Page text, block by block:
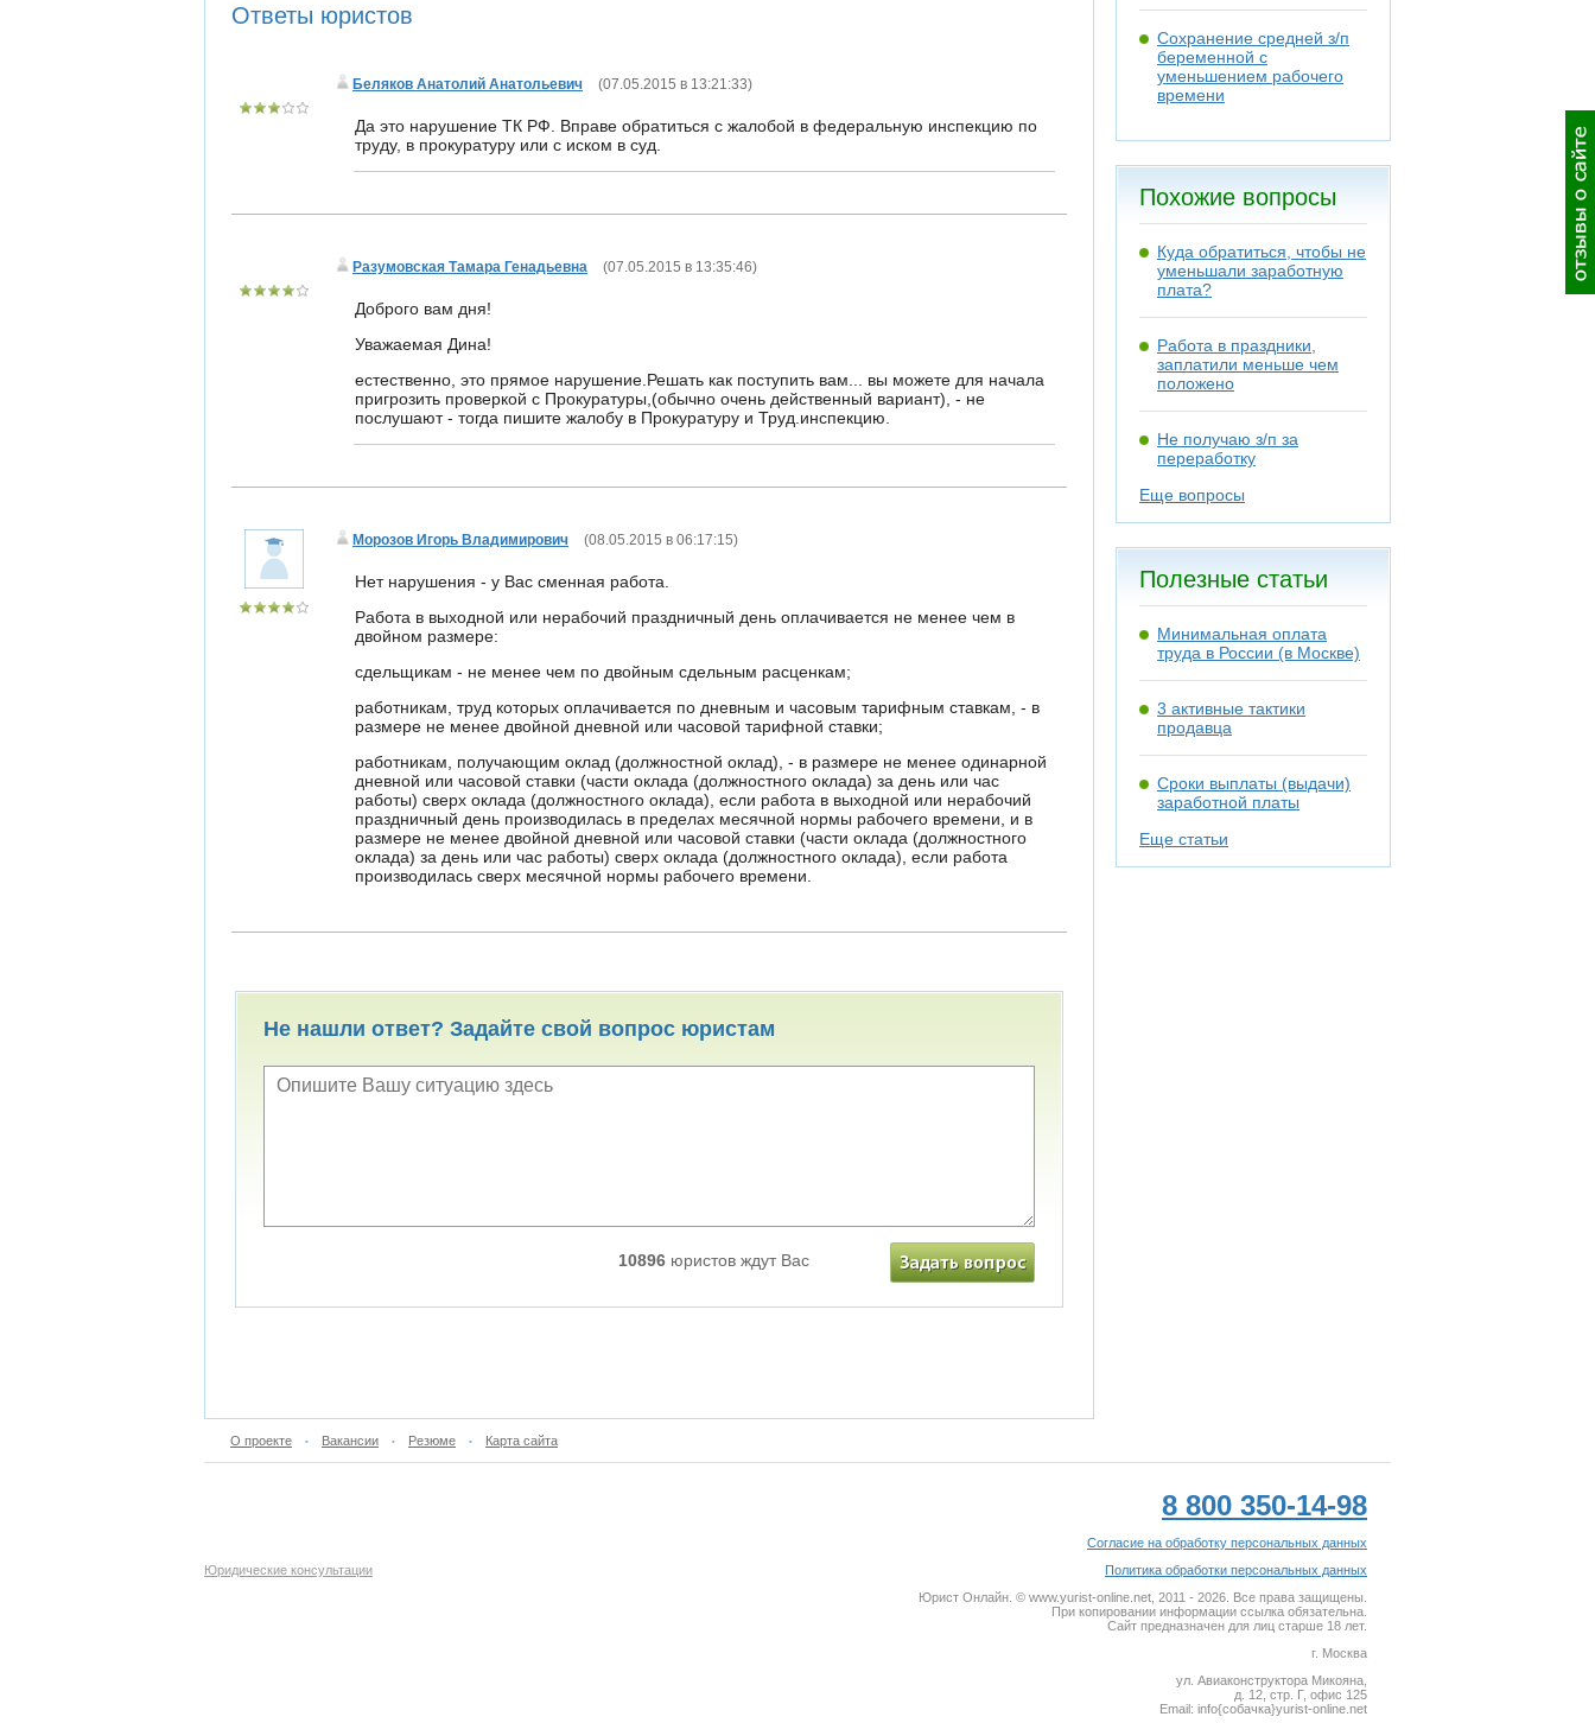
Ответы юристов
Беляков Анатолий Анатольевич (07.05.2015 в 13:21:33)
Да это нарушение ТК РФ. Вправе обратиться с жалобой в федеральную инспекцию по
труду, в прокуратуру или с иском в суд.
Разумовская Тамара Генадьевна (07.05.2015 в 13:35:46)
Доброго вам дня!
Уважаемая Дина!
естественно, это прямое нарушение.Решать как поступить вам... вы можете для начала
пригрозить проверкой с Прокуратуры,(обычно очень действенный вариант), - не
послушают - тогда пишите жалобу в Прокуратуру и Труд.инспекцию.
Морозов Игорь Владимирович (08.05.2015 в 06:17:15)
Нет нарушения - у Вас сменная работа.
Работа в выходной или нерабочий праздничный день оплачивается не менее чем в
двойном размере:
сдельщикам - не менее чем по двойным сдельным расценкам;
работникам, труд которых оплачивается по дневным и часовым тарифным ставкам, - в
размере не менее двойной дневной или часовой тарифной ставки;
работникам, получающим оклад (должностной оклад), - в размере не менее одинарной
дневной или часовой ставки (части оклада (должностного оклада) за день или час
работы) сверх оклада (должностного оклада), если работа в выходной или нерабочий
праздничный день производилась в пределах месячной нормы рабочего времени, и в
размере не менее двойной дневной или часовой ставки (части оклада (должностного
оклада) за день или час работы) сверх оклада (должностного оклада), если работа
производилась сверх месячной нормы рабочего времени.
Не нашли ответ? Задайте свой вопрос юристам
10896 юристов ждут Вас
Сохранение средней з/п
беременной с
уменьшением рабочего
времени
Похожие вопросы
Куда обратиться, чтобы не
уменьшали заработную
плата?
Работа в праздники,
заплатили меньше чем
положено
Не получаю з/п за
переработку
Еще вопросы
Полезные статьи
Минимальная оплата
труда в России (в Москве)
3 активные тактики
продавца
Сроки выплаты (выдачи)
заработной платы
Еще статьи
О проекте • Вакансии • Резюме • Карта сайта
Юридические консультации
8 800 350-14-98
Согласие на обработку персональных данных
Политика обработки персональных данных
Юрист Онлайн. © www.yurist-online.net, 2011 - 2026. Все права защищены.
При копировании информации ссылка обязательна.
Сайт предназначен для лиц старше 18 лет.
г. Москва
ул. Авиаконструктора Микояна,
д. 12, стр. Г, офис 125
Email: info{собaчкa}yurist-online.net